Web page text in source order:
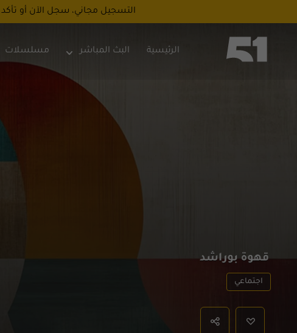
التسجيل مجاني، سجل الآن أو
الرئيسية البث المباشر مسلسلات
اجتماعي